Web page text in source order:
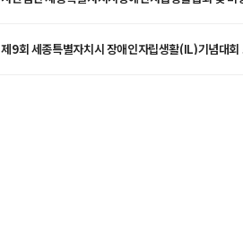
세종시장애인자립생활센터 2026년 세입·세출 예
제9회 세종특별자치시 장애인자립생활(IL)기념대회